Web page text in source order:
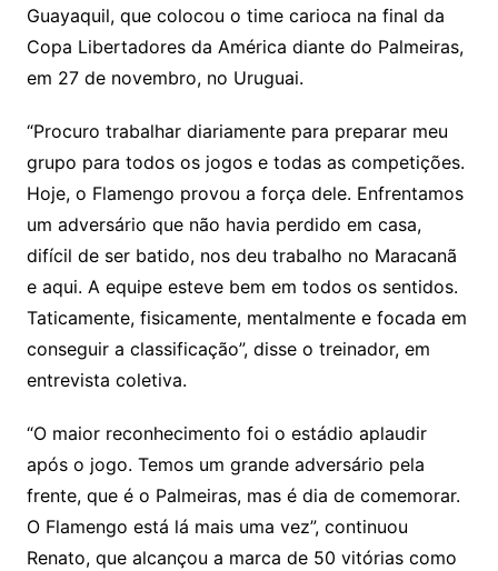
Guayaquil, que colocou o time carioca na final da
Copa Libertadores da América diante do Palmeiras,
em 27 de novembro, no Uruguai.
“Procuro trabalhar diariamente para preparar meu
grupo para todos os jogos e todas as competições.
Hoje, o Flamengo provou a força dele. Enfrentamos
um adversário que não havia perdido em casa,
difícil de ser batido, nos deu trabalho no Maracanã
e aqui. A equipe esteve bem em todos os sentidos.
Taticamente, fisicamente, mentalmente e focada em
conseguir a classificação”, disse o treinador, em
entrevista coletiva.
“O maior reconhecimento foi o estádio aplaudir
após o jogo. Temos um grande adversário pela
frente, que é o Palmeiras, mas é dia de comemorar.
O Flamengo está lá mais uma vez”, continuou
Renato, que alcançou a marca de 50 vitórias como